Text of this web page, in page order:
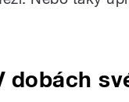
dobách